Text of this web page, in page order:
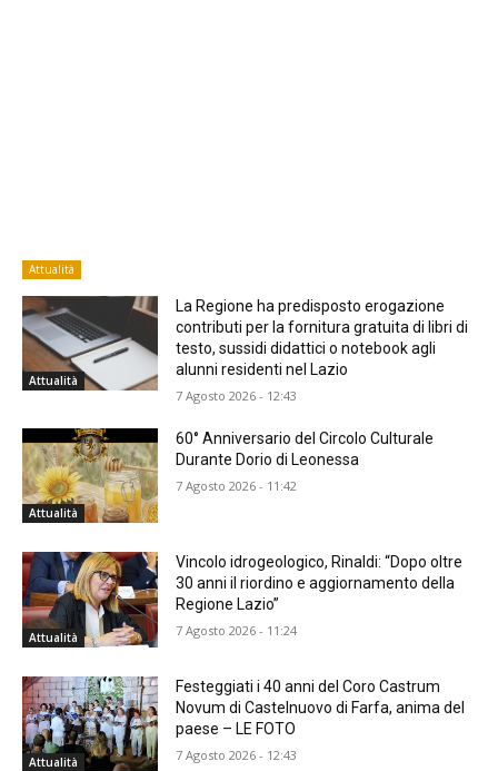
Attualità
Attualità
La Regione ha predisposto erogazione
contributi per la fornitura gratuita di libri di
testo, sussidi didattici o notebook agli
alunni residenti nel Lazio
7 Agosto 2026 - 12:43
Attualità
60° Anniversario del Circolo Culturale
Durante Dorio di Leonessa
7 Agosto 2026 - 11:42
Attualità
Vincolo idrogeologico, Rinaldi: “Dopo oltre
30 anni il riordino e aggiornamento della
Regione Lazio”
7 Agosto 2026 - 11:24
Attualità
Festeggiati i 40 anni del Coro Castrum
Novum di Castelnuovo di Farfa, anima del
paese – LE FOTO
7 Agosto 2026 - 12:43